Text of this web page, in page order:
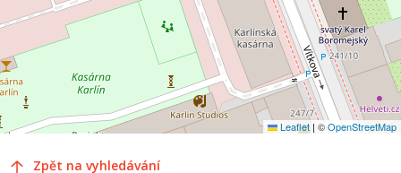
Leaflet | ©OpenStreetMap
Zpět na vyhledávání